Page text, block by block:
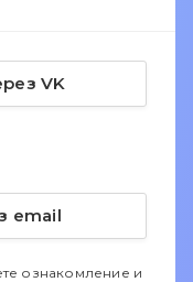
VK
email
ознакомление и